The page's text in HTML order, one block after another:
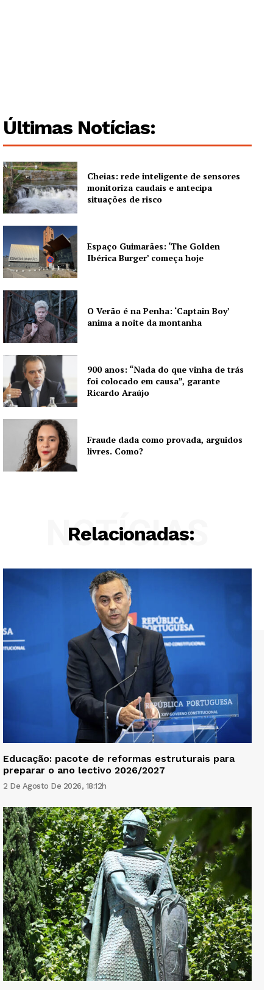
Institucional
Artigos
Edição Digital
Europa
Grande Entrevista
Publicidade
Quero ser Assinante
Últimas Notícias:
Cheias: rede inteligente de sensores
monitoriza caudais e antecipa
situações de risco
Espaço Guimarães: ‘The Golden
Ibérica Burger’ começa hoje
O Verão é na Penha: ‘Captain Boy’
anima a noite da montanha
900 anos: “Nada do que vinha de trás
foi colocado em causa”, garante
Ricardo Araújo
Fraude dada como provada, arguidos
livres. Como?
Relacionadas:
NOTÍCIAS
Educação: pacote de reformas estruturais para
preparar o ano lectivo 2026/2027
2 De Agosto De 2026, 18:12h